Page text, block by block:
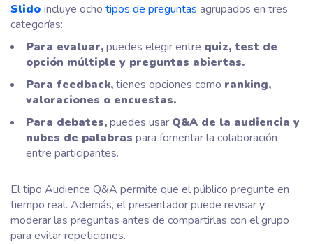
Slido incluye ocho tipos de preguntas agrupados en tres
categorías:
Para evaluar,puedes elegir entre quiz, test de
opción múltiple y preguntas abiertas.
Para feedback,tienes opciones como ranking,
valoraciones o encuestas.
Para debates,puedes usar Q&A de la audiencia y
nubes de palabras para fomentar la colaboración
entre participantes.
El tipo Audience Q&A permite que el público pregunte en
tiempo real. Además, el presentador puede revisar y
moderar las preguntas antes de compartirlas con el grupo
para evitar repeticiones.